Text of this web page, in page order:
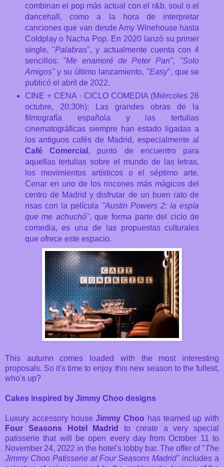
combinan el pop más actual con el r&b, soul o el
dancehall, como a la hora de interpretar
canciones que van desde Amy Winehouse hasta
Coldplay o Nacha Pop. En 2020 lanzó su primer
single, "Palabras", y actualmente cuenta con 4
sencillos: "Me enamoré de Peter Pan", "Solo
Amigos"y su último lanzamiento, "Easy", que se
publicó el abril de 2022.
CINE + CENA · CICLO COMEDIA (Miércoles 26
octubre, 20:30h): Las grandes obras de la
filmografía española y las tertulias
cinematográficas siempre han estado ligadas a
los antiguos cafés de Madrid, especialmente al
Café Comercial , punto de encuentro para
aquellas tertulias sobre el mundo de las letras,
los movimientos artísticos o el séptimo arte.
Cenar en uno de los rincones más mágicos del
centro de Madrid y disfrutar de un buen rato de
risas con la película "Austin Powers 2: la espía
que me achuchó", que forma parte del ciclo de
comedia, es una de las propuestas culturales
que ofrece este espacio.
This autumn comes loaded with the most interesting
proposals. So it's time to enjoy this new season to the fullest,
who's up?
Cakes inspired by Jimmy Choo designs
Luxury accessory houseJimmy Choo has teamed up with
Four Seasons Hotel Madrid
to create a very special
patisserie that will be open every day from October 11 to
November 24, 2022 in the hotel's lobby bar. The offer of "The
Jimmy Choo Patisserie at Four Seasons Madrid" includes a